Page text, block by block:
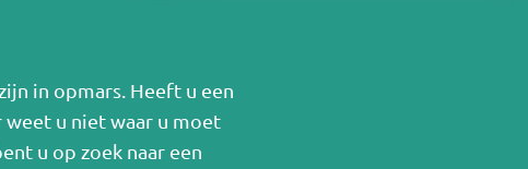
in opmars. Heeft u een
u niet waar u moet
u op zoek naar een